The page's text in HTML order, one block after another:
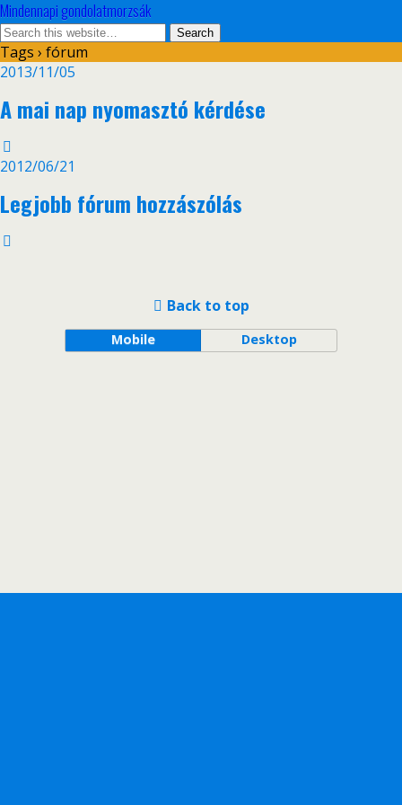
Mindennapi gondolatmorzsák
Tags › fórum
2013/11/05
A mai nap nyomasztó kérdése
2012/06/21
Legjobb fórum hozzászólás
Back to top
Mobile Desktop